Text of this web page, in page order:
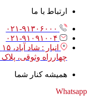
ارتباط با ما
۰۲۱-۹۱۳۰۶۰۰۰
۰۲۱-۹۱۰۹۱۰۰۴
چهارراه وثوقی، پلاک ۸
همیشه کنار شما
Whatsapp